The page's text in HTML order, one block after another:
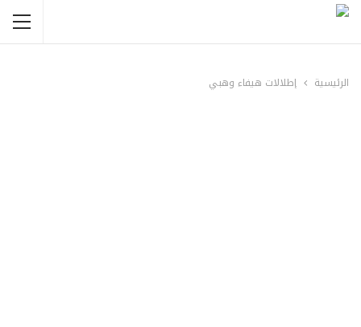
الرئيسية إطلالات هيفاء وهبي